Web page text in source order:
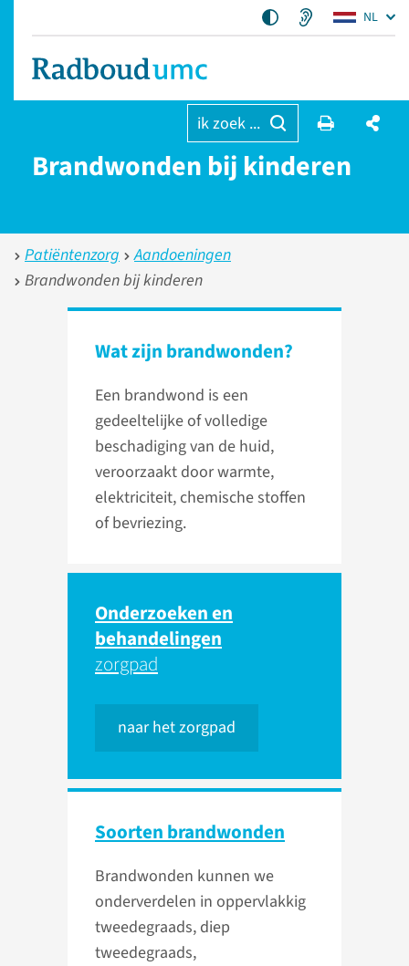
NL
ik zoek ...
Brandwonden bij kinderen
Patiëntenzorg
Aandoeningen
Brandwonden bij kinderen
Wat zijn brandwonden?
Een brandwond is een
gedeeltelijke of volledige
beschadiging van de huid,
veroorzaakt door warmte,
elektriciteit, chemische stoffen
of bevriezing.
Onderzoeken en
behandelingen
zorgpad
naar het zorgpad
Soorten brandwonden
Brandwonden kunnen we
onderverdelen in oppervlakkig
tweedegraads, diep
tweedegraads,